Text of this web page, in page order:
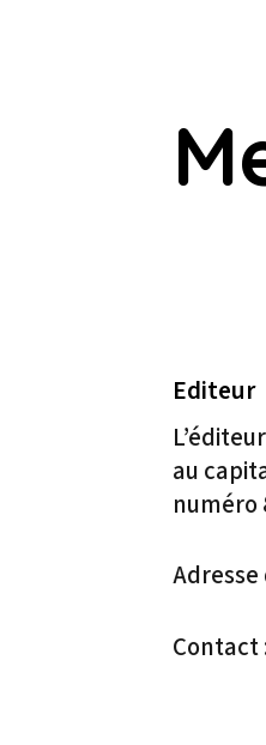
Editeur
au
numéro
Adresse
Contact